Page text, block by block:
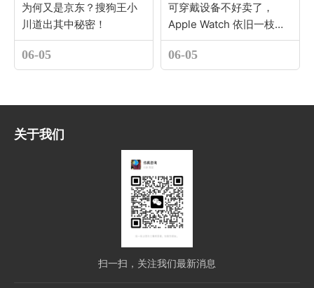
为何又是京东？搜狗王小
川道出其中秘密！
06-05
可穿戴设备不好卖了，
Apple Watch 依旧一枝独
秀
06-05
关于我们
扫一扫，关注我们最新消息